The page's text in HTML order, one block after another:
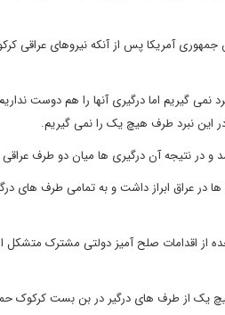
جمهوری آمریکا پس از آنکه نیروهای عراقی
نمی گیریم اما درگیری آنها را هم دوست
در این نبرد طرف هیچ یک را نمی گیریم.
شد و در نتیجه آن درگیری ها میان دو طرف
در عراق ابراز داشت و به تمامی طرف های
از اقدامات صلح آمیز دولتی مشترک
یک از طرف های درگیر در بن بست کرکوک